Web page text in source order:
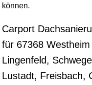
können.
Carport
für 67368
Lingenfeld,
Lustadt, Freisbach,